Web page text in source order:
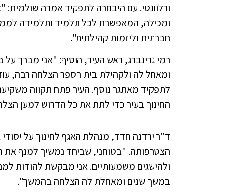
ורלוונטי. עם היבחרה לתפקיד אמרה שולמית:
ומכילה, המאפשרת לכל תלמיד ותלמידה לממש
חברתית וליזמות קהילתית".
רמי גרינברג, ראש העיר, הוסיף: "אני מברך
ומאחל לה ולקהילת בית הספר הצלחה רבה,
לתפקיד מאתגר נוסף. העיר פתח תקווה
החינוך בעיר כדי לתת את כל הדרוש למען
ד"ר ירדנה חדד, מנהלת האגף לחינוך על
הצטרפותה. "בטוחני, שביחד נמשיך למנף את
ולהישגים משמעותיים. אני מבקשת להודות
במשך שנים ומאחלת לה הצלחה בהמשך".